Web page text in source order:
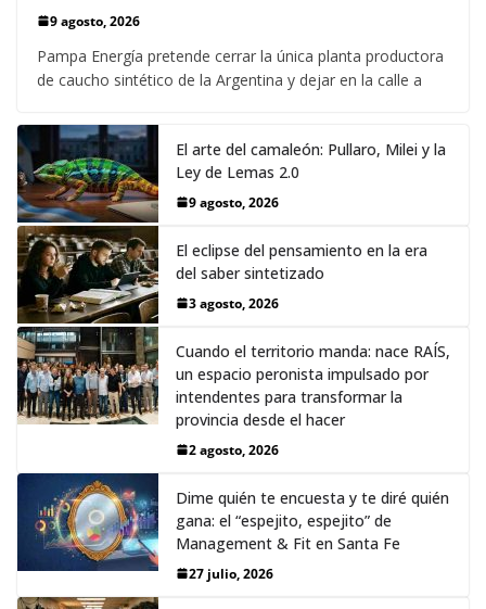
9 agosto, 2026
Pampa Energía pretende cerrar la única planta productora
de caucho sintético de la Argentina y dejar en la calle a
El arte del camaleón: Pullaro, Milei y la
Ley de Lemas 2.0
9 agosto, 2026
El eclipse del pensamiento en la era
del saber sintetizado
3 agosto, 2026
Cuando el territorio manda: nace RAÍS,
un espacio peronista impulsado por
intendentes para transformar la
provincia desde el hacer
2 agosto, 2026
Dime quién te encuesta y te diré quién
gana: el “espejito, espejito” de
Management & Fit en Santa Fe
27 julio, 2026